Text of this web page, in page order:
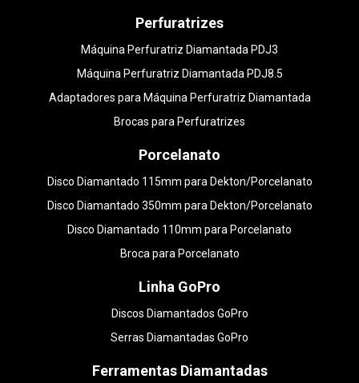
Perfuratrizes
Máquina Perfuratriz Diamantada PDJ3
Máquina Perfuratriz Diamantada PDJ8.5
Adaptadores para Máquina Perfuratriz Diamantada
Brocas para Perfuratrizes
Porcelanato
Disco Diamantado 115mm para Dekton/Porcelanato
Disco Diamantado 350mm para Dekton/Porcelanato
Disco Diamantado 110mm para Porcelanato
Broca para Porcelanato
Linha GoPro
Discos Diamantados GoPro
Serras Diamantadas GoPro
Ferramentas Diamantadas